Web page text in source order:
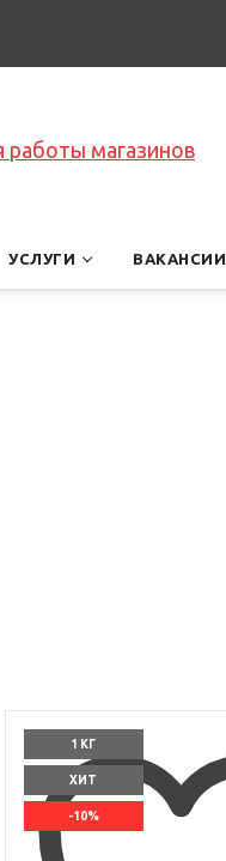
работы магазинов
УСЛУГИ ВАКАНСИИ
1 КГ
ХИТ
-10%